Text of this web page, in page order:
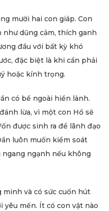
mười hai con giáp. Con
như dũng cảm, thích ganh
đầu với bất kỳ khó
đặc biệt là khi cần phải
hoặc kính trọng.
có bề ngoài hiền lành.
lừa, vì một con Hổ sẽ
được sinh ra để lãnh đạo
luôn muốn kiểm soát
ngạnh nếu không
và có sức cuốn hút
yêu mến. Ít có con vật nào